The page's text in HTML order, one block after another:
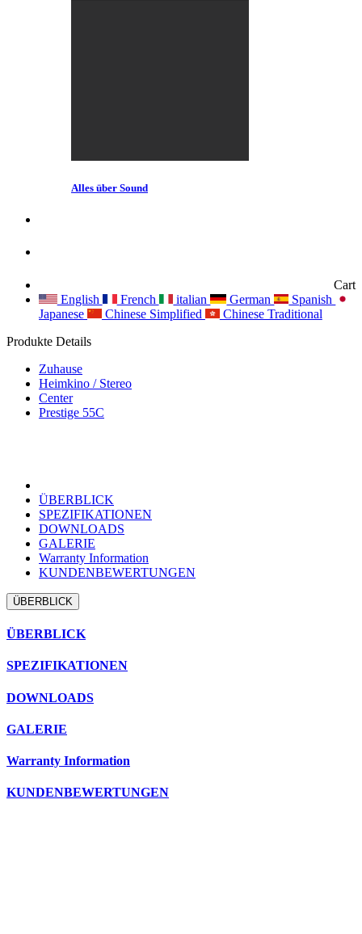
Alles über Sound
Cart
English
French italian German
Spanish
Japanese
Chinese Simplified
Chinese Traditional
Produkte Details
Zuhause
Heimkino / Stereo
Center
Prestige 55C
ÜBERBLICK
SPEZIFIKATIONEN
DOWNLOADS
GALERIE
Warranty Information
KUNDENBEWERTUNGEN
ÜBERBLICK
ÜBERBLICK
SPEZIFIKATIONEN
DOWNLOADS
GALERIE
Warranty Information
KUNDENBEWERTUNGEN